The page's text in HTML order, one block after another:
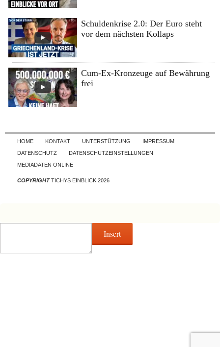
Schuldenkrise 2.0: Der Euro steht
vor dem nächsten Kollaps
Cum-Ex-Kronzeuge auf Bewährung
frei
Skip to content
HOME KONTAKT UNTERSTÜTZUNG
IMPRESSUM
DATENSCHUTZ
DATENSCHUTZEINSTELLUNGEN
MEDIADATEN ONLINE
COPYRIGHTTICHYS EINBLICK 2026
Insert